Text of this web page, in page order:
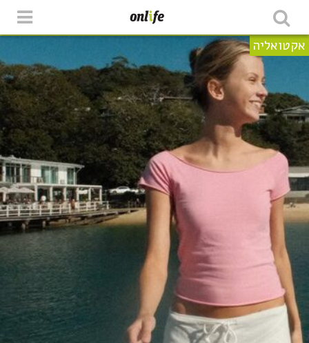
אקטואליה